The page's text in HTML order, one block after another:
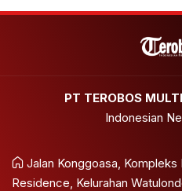
PT TEROBOS
Indonesian
Jalan Konggoasa, Kompleks
Residence, Kelurahan